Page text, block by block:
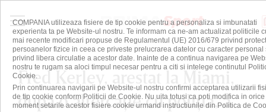
Fred Kerley, arestat la Miami,
după o altercaţie cu poliţia, a
COMPANIA utilizeaza fisiere de tip cookie pentru a personaliza si imbunatati
experienta ta pe Website-ul nostru. Te informam ca ne-am actualizat politicile
mai recente modificari propuse de Regulamentul (UE) 2016/679 privind
persoanelor fizice in ceea ce priveste prelucrarea datelor cu caracter personal
privind libera circulatie a acestor date. Inainte de a continua navigarea pe
nostru te rugam sa aloci timpul necesar pentru a citi si intelege continutul
Cookie.
Prin continuarea navigarii pe Website-ul nostru confirmi acceptarea utilizarii
de tip cookie conform Politicii de Cookie. Nu uita totusi ca poti modifica in orice
moment setarile acestor fisiere cookie urmand instructiunile din Politica de